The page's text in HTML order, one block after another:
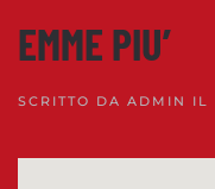
EMME PIU’
SCRITTO DA ADMIN IL